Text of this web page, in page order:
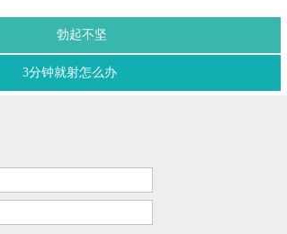
勃起不坚
3分钟就射怎么办